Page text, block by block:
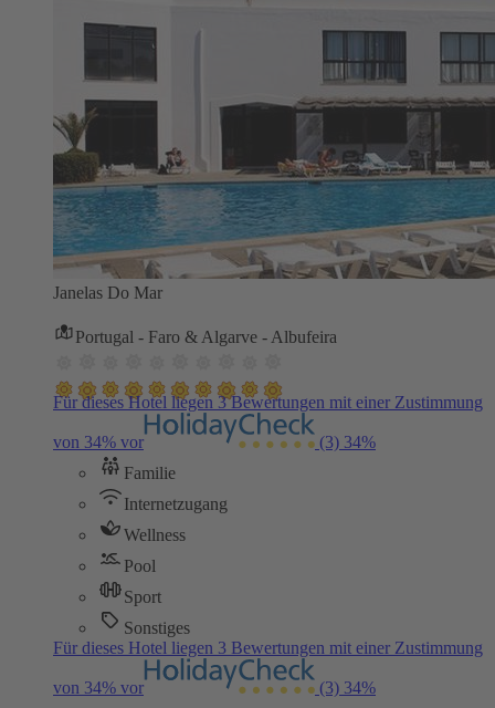
Janelas Do Mar
Portugal - Faro & Algarve - Albufeira
Für dieses Hotel liegen 3 Bewertungen mit einer Zustimmung
von 34% vor (3) 34%
Familie
Internetzugang
Wellness
Pool
Sport
Sonstiges
Für dieses Hotel liegen 3 Bewertungen mit einer Zustimmung
von 34% vor (3) 34%